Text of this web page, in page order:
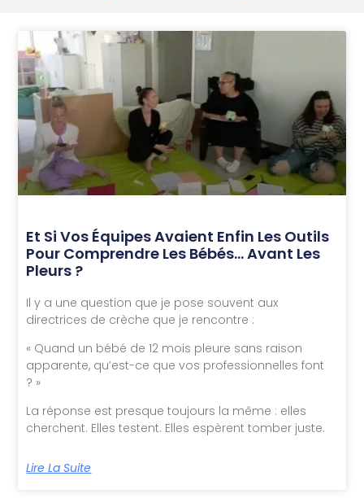
Et Si Vos Équipes Avaient Enfin Les Outils
Pour Comprendre Les Bébés… Avant Les
Pleurs ?
Il y a une question que je pose souvent aux
directrices de crèche que je rencontre :
« Quand un bébé de 12 mois pleure sans raison
apparente, qu’est-ce que vos professionnelles font
? »
La réponse est presque toujours la même : elles
cherchent. Elles testent. Elles espèrent tomber juste.
Lire La Suite